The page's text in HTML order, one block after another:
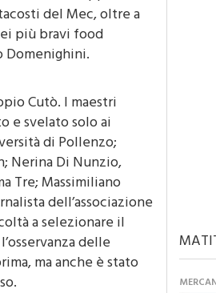
del Mec, oltre a
più bravi food
Domenighini.
Cutò. I maestri
e svelato solo ai
di Pollenzo;
Nerina Di Nunzio,
Tre; Massimiliano
dell’associazione
a selezionare il
delle
ma anche è stato